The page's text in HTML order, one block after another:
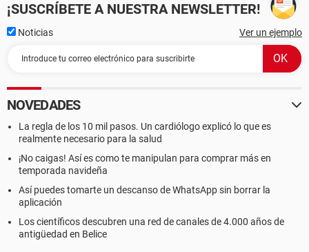
¡SUSCRÍBETE A NUESTRA NEWSLETTER!
Noticias Ver un ejemplo
NOVEDADES
La regla de los 10 mil pasos. Un cardiólogo explicó lo que es
realmente necesario para la salud
¡No caigas! Así es como te manipulan para comprar más en
temporada navideña
Así puedes tomarte un descanso de WhatsApp sin borrar la
aplicación
Los científicos descubren una red de canales de 4.000 años de
antigüedad en Belice